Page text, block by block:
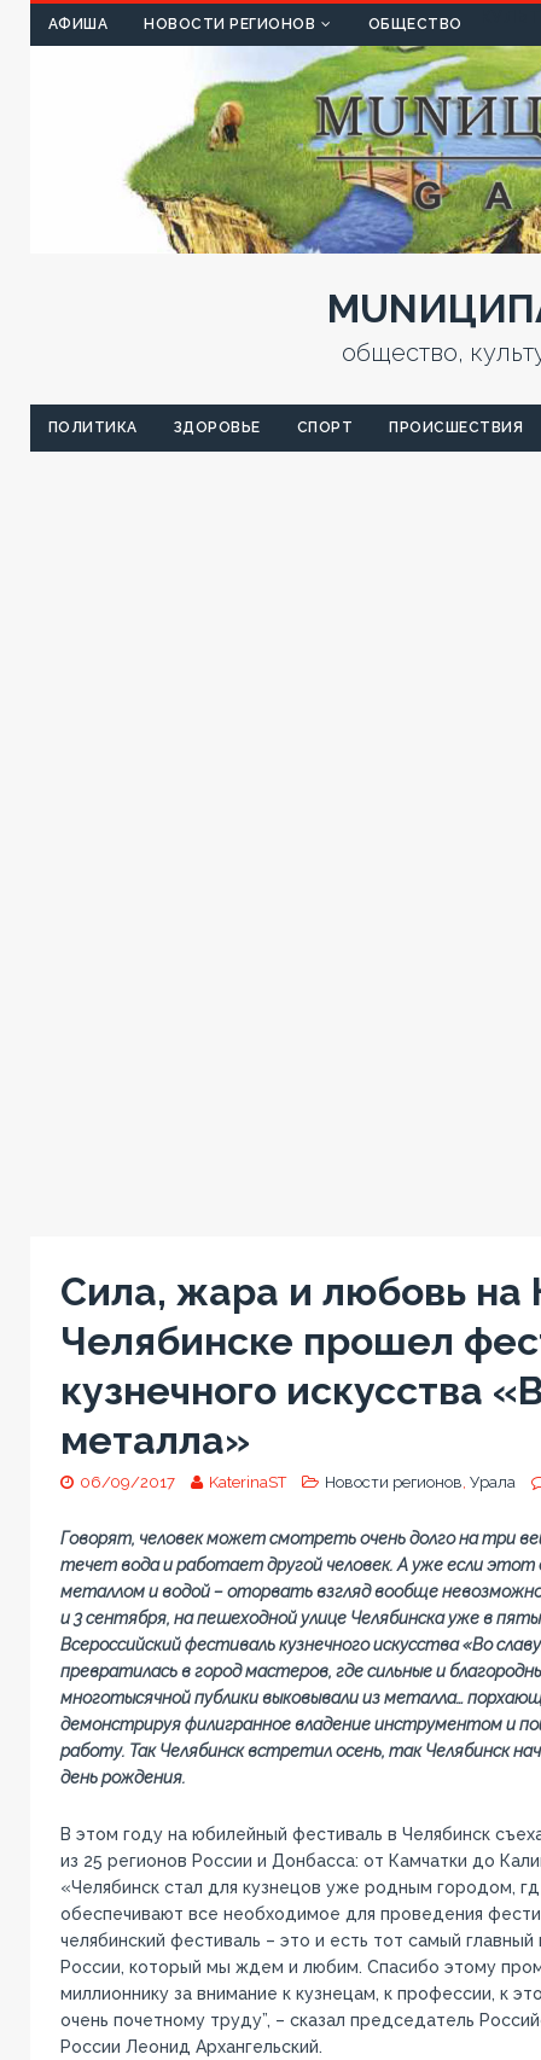
АФИША НОВОСТИ РЕГИОНОВ ОБЩЕСТВО
общество,
ПОЛИТИКА ЗДОРОВЬЕ СПОРТ ПРОИСШЕСТВИЯ
Сила, жара и любовь на
Челябинске прошел
кузнечного искусства
металла»
06/09/2017 KaterinaST Новости регионов Урала
Говорят, человек может смотреть очень долго на три
течет вода и работает другой человек. А уже если этот
металлом и водой – оторвать взгляд вообще
и 3 сентября, на пешеходной улице Челябинска уже в
Всероссийский фестиваль кузнечного искусства «Во
превратилась в город мастеров, где сильные и
многотысячной публики выковывали из металла…
демонстрируя филигранное владение инструментом и
работу. Так Челябинск встретил осень, так Челябинск
день рождения.
В этом году на юбилейный фестиваль в Челябинск
из 25 регионов России и Донбасса: от Камчатки до
«Челябинск стал для кузнецов уже родным городом,
обеспечивают все необходимое для проведения
челябинский фестиваль – это и есть тот самый главный
России, который мы ждем и любим. Спасибо этому
миллионнику за внимание к кузнецам, к профессии, к
очень почетному труду”, – сказал председатель
России Леонид Архангельский.